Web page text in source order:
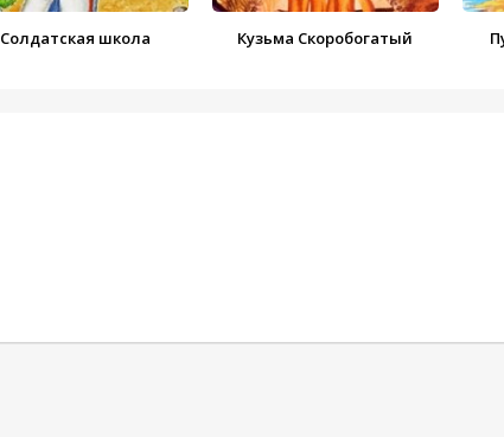
Солдатская школа Кузьма Скоробогатый